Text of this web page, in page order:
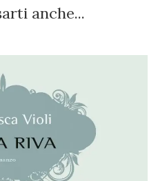
anche...